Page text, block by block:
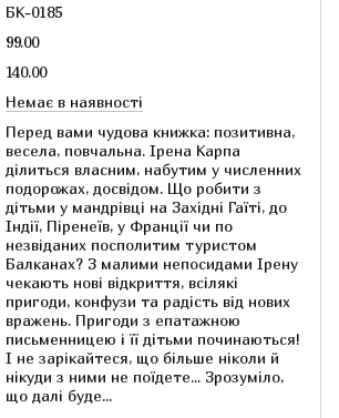
БК-0185
99.00
140.00
Немає в наявності
Перед вами чудова книжка: позитивна,
весела, повчальна. Ірена Карпа
ділиться власним, набутим у численних
подорожах, досвідом. Що робити з
дітьми у мандрівці на Західні Гаїті, до
Індії, Піренеїв, у Франції чи по
незвіданих посполитим туристом
Балканах? З малими непосидами Ірену
чекають нові відкриття, всілякі
пригоди, конфузи та радість від нових
вражень. Пригоди з епатажною
письменницею і її дітьми починаються!
І не зарікайтеся, що більше ніколи й
нікуди з ними не поїдете... Зрозуміло,
що далі буде...